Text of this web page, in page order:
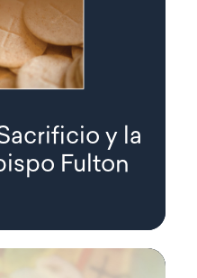
y la
Fulton